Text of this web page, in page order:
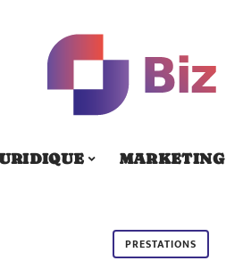
MARKETING
PRESTATIONS